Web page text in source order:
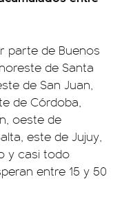
parte de Buenos
de Santa
de San Juan,
de Córdoba,
oeste de
este de Jujuy,
y casi todo
entre 15 y 50